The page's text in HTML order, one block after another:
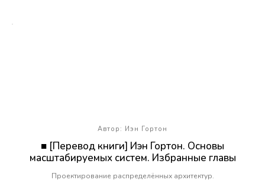
Автор: Иэн Гортон
■ [Перевод книги] Иэн Гортон. Основы
масштабируемых систем. Избранные главы
Проектирование распределённых архитектур.